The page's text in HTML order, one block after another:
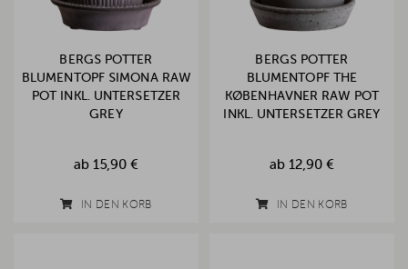
BERGS POTTER
BLUMENTOPF SIMONA RAW
POT INKL. UNTERSETZER
GREY
ab 15,90 €
IN DEN KORB
BERGS POTTER
BLUMENTOPF THE
KØBENHAVNER RAW POT
INKL. UNTERSETZER GREY
ab 12,90 €
IN DEN KORB